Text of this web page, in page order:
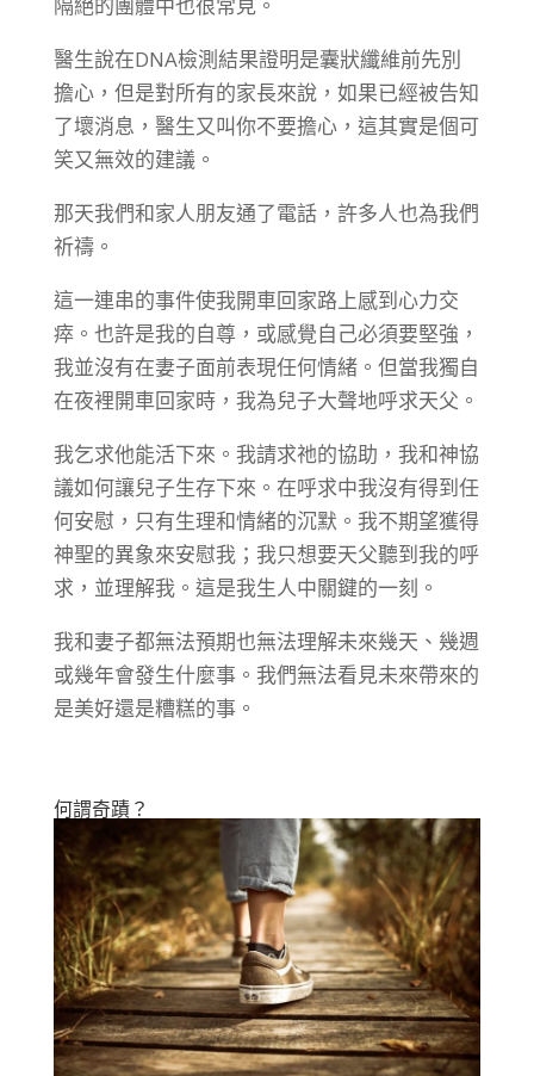
醫生說在DNA檢測結果證明是囊狀纖維前先別
擔心，但是對所有的家長來說，如果已經被告知
了壞消息，醫生又叫你不要擔心，這其實是個可
笑又無效的建議。
那天我們和家人朋友通了電話，許多人也為我們
祈禱。
這一連串的事件使我開車回家路上感到心力交
瘁。也許是我的自尊，或感覺自己必須要堅強，
我並沒有在妻子面前表現任何情緒。但當我獨自
在夜裡開車回家時，我為兒子大聲地呼求天父。
我乞求他能活下來。我請求祂的協助，我和神協
議如何讓兒子生存下來。在呼求中我沒有得到任
何安慰，只有生理和情緒的沉默。我不期望獲得
神聖的異象來安慰我；我只想要天父聽到我的呼
求，並理解我。這是我生人中關鍵的一刻。
我和妻子都無法預期也無法理解未來幾天、幾週
或幾年會發生什麼事。我們無法看見未來帶來的
是美好還是糟糕的事。
何謂奇蹟？